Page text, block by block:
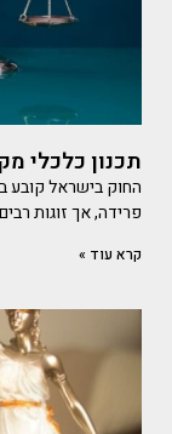
תכנון כלכלי
החוק בישראל קובע
פרידה, אך זוגות
קרא עוד »